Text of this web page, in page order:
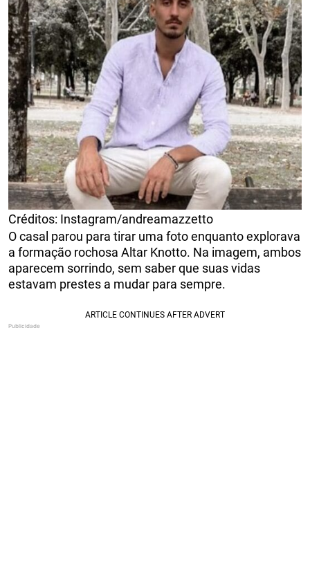
Créditos: Instagram/andreamazzetto
O casal parou para tirar uma foto enquanto explorava
a formação rochosa Altar Knotto. Na imagem, ambos
aparecem sorrindo, sem saber que suas vidas
estavam prestes a mudar para sempre.